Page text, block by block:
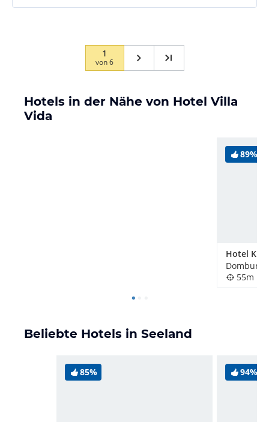
herrlichen Ausblick auf den wunderschönen Garten,
1
von6
Hotels in der Nähe von Hotel Villa
Vida
89%
Hotel
55m
Beliebte Hotels in Seeland
85% 94%